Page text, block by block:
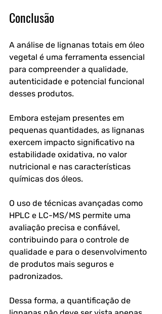
Conclusão
A análise de lignanas totais em óleo
vegetal é uma ferramenta essencial
para compreender a qualidade,
autenticidade e potencial funcional
desses produtos.
Embora estejam presentes em
pequenas quantidades, as lignanas
exercem impacto significativo na
estabilidade oxidativa, no valor
nutricional e nas características
químicas dos óleos.
O uso de técnicas avançadas como
HPLC e LC-MS/MS permite uma
avaliação precisa e confiável,
contribuindo para o controle de
qualidade e para o desenvolvimento
de produtos mais seguros e
padronizados.
Dessa forma, a quantificação de